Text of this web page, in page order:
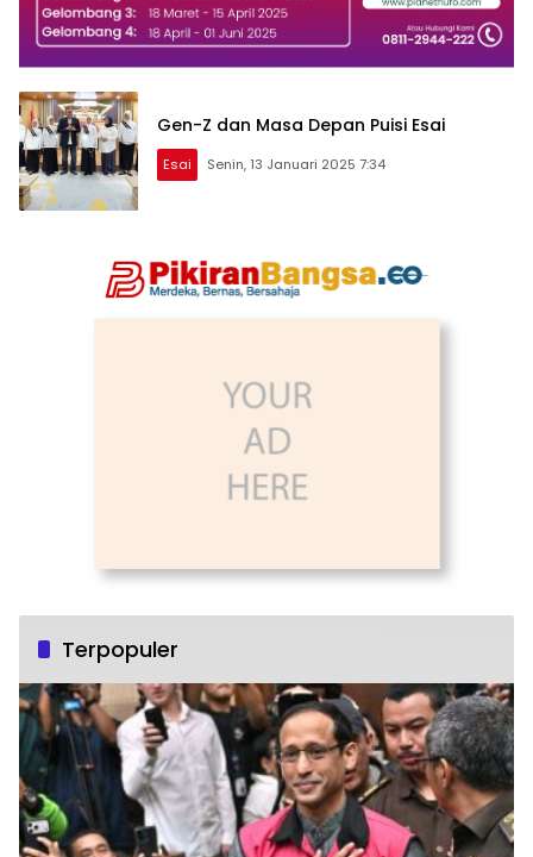
Gen-Z dan Masa Depan Puisi Esai
Esai Senin, 13 Januari 2025 7:34
Terpopuler